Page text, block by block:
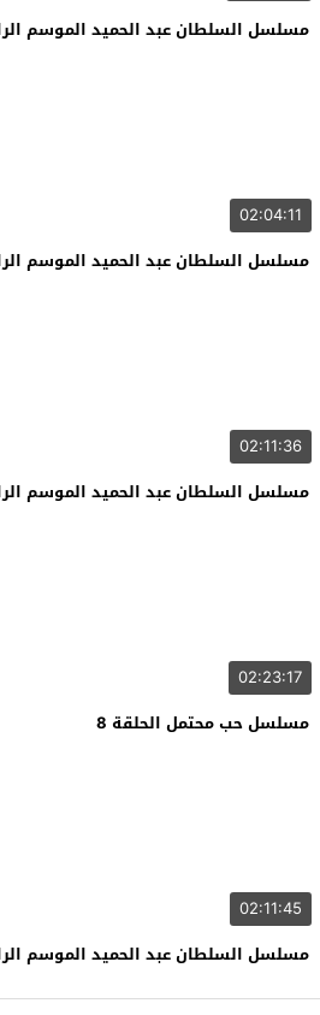
مسلسل السلطان عبد الحميد الموسم
02:04:11
مسلسل السلطان عبد الحميد الموسم
02:11:36
مسلسل السلطان عبد الحميد الموسم
02:23:17
مسلسل حب محتمل الحلقة 8
02:11:45
مسلسل السلطان عبد الحميد الموسم